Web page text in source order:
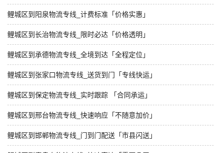
鲤城区到阳泉物流专线_计费标准「价格实惠」
鲤城区到长治物流专线_限时必达「价格透明」
鲤城区到承德物流专线_全境到达「全程定位」
鲤城区到张家口物流专线_送货到门「专线快运」
鲤城区到保定物流专线_实时跟踪 「合同承运」
鲤城区到邢台物流专线_快速响应「不随意加价」
鲤城区到邯郸物流专线_门到门配送「市县闪送」